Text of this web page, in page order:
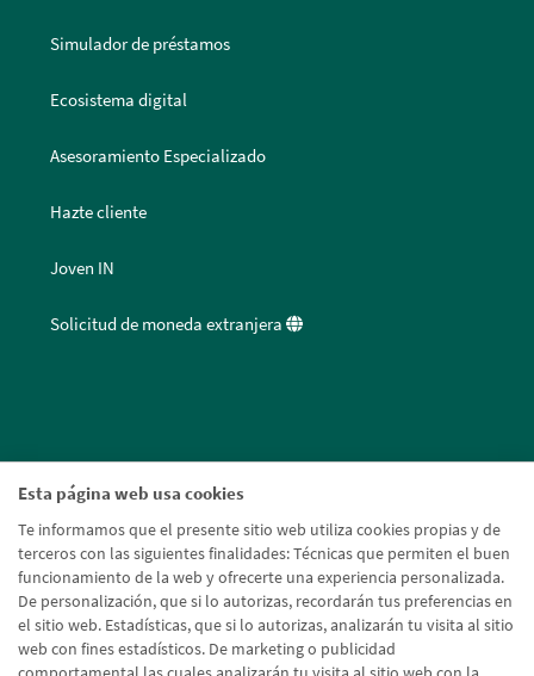
Esta página web usa cookies
Te informamos que el presente sitio web utiliza cookies propias y de
terceros con las siguientes finalidades: Técnicas que permiten el buen
funcionamiento de la web y ofrecerte una experiencia personalizada.
De personalización, que si lo autorizas, recordarán tus preferencias en
el sitio web. Estadísticas, que si lo autorizas, analizarán tu visita al sitio
web con fines estadísticos. De marketing o publicidad
Simulador de préstamos
Ecosistema digital
Asesoramiento Especializado
Hazte cliente
Joven IN
Solicitud de moneda extranjera